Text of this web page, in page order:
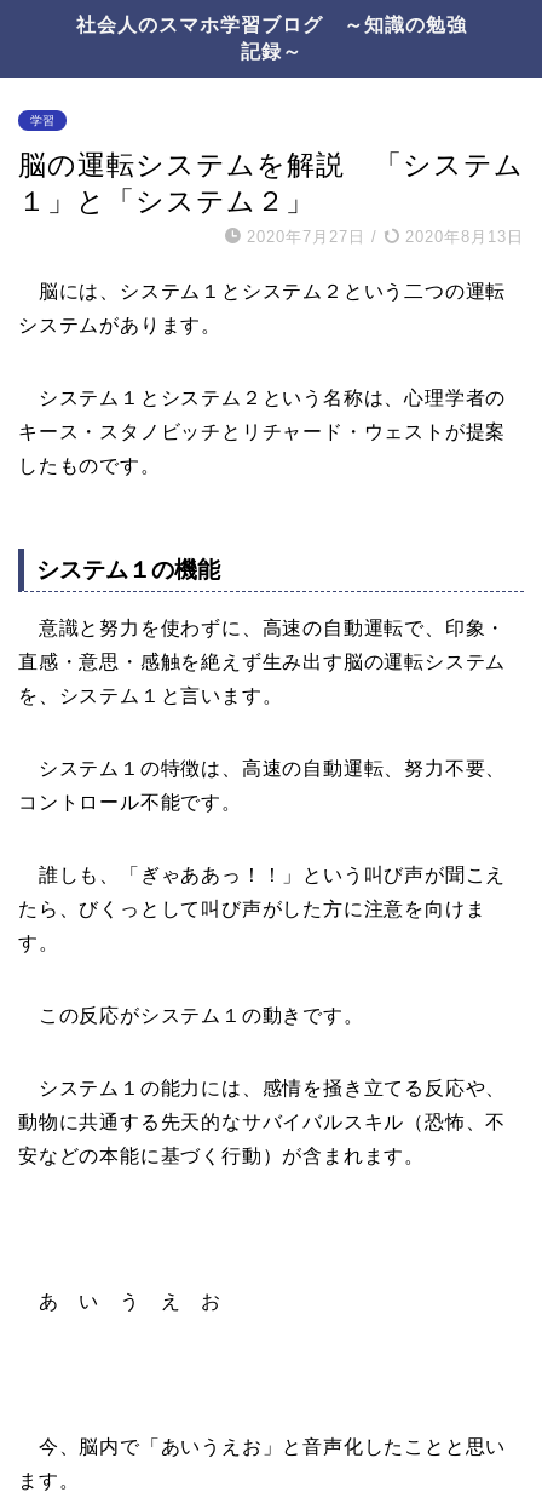
社会人のスマホ学習ブログ ～知識の勉強
記録～
学習
脳の運転システムを解説 「システム
１」と「システム２」
2020年7月27日 / 2020年8月13日
脳には、システム１とシステム２という二つの運転
システムがあります。
システム１とシステム２という名称は、心理学者の
キース・スタノビッチとリチャード・ウェストが提案
したものです。
システム１の機能
意識と努力を使わずに、高速の自動運転で、印象・
直感・意思・感触を絶えず生み出す脳の運転システム
を、システム１と言います。
システム１の特徴は、高速の自動運転、努力不要、
コントロール不能です。
誰しも、「ぎゃああっ！！」という叫び声が聞こえ
たら、びくっとして叫び声がした方に注意を向けま
す。
この反応がシステム１の動きです。
システム１の能力には、感情を掻き立てる反応や、
動物に共通する先天的なサバイバルスキル（恐怖、不
安などの本能に基づく行動）が含まれます。
あ い う え お
今、脳内で「あいうえお」と音声化したことと思い
ます。